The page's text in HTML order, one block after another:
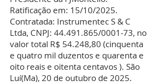
Ratificação em: 15/10/2025.
Contratada: Instrumentec S & C
Ltda, CNPJ: 44.491.865/0001-73, no
valor total R$ 54.248,80 (cinquenta
e quatro mil duzentos e quarenta e
oito reais e oitenta centavos ). São
Luí(Ma), 20 de outubro de 2025.